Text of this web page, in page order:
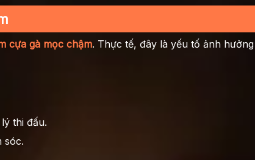
cựa gà mọc chậm. Thực tế, đây là yếu tố ảnh
thi đấu.
sóc.